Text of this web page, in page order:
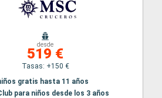
desde
519 €
Tasas: +150 €
gratis hasta 11 años
para niños desde los 3 años